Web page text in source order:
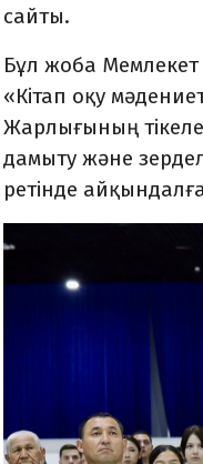
сайты.
Бұл жоба
«Кітап оқу
Жарлығының
дамыту және
ретінде